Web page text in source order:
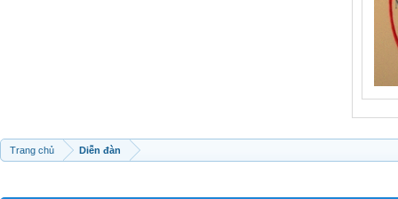
Trang chủ Diễn đàn